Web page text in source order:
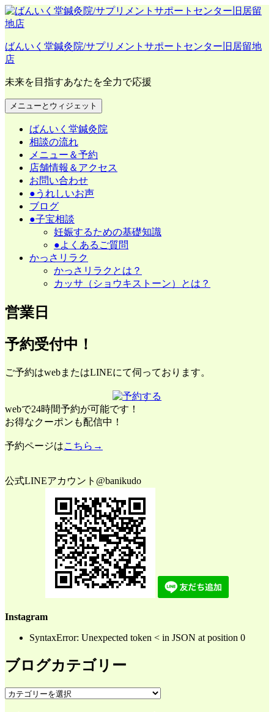
コ
ン
ン
ツ
へ
ス
キ
ッ
ばんいく堂鍼灸院/サプリメントサポートセンター旧居留地
店
未来を目指すあなたを全力で応援
メニューとウィジェット
ばんいく堂鍼灸院
相談の流れ
メニュー＆予約
店舗情報＆アクセス
お問い合わせ
●うれしいお声
ブログ
●子宝相談
妊娠するための基礎知識
●よくあるご質問
かっさリラク
かっさリラクとは？
カッサ（ショウキストーン）とは？
営業日
予約受付中！
ご予約はwebまたはLINEにて伺っております。
webで24時間予約が可能です！
お得なクーポンも配信中！
予約ページはこちら→
公式LINEアカウント@banikudo
Instagram
SyntaxError: Unexpected token < in JSON at position 0
ブログカテゴリー
ブ